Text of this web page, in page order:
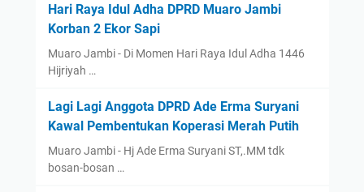
Hari Raya Idul Adha DPRD Muaro Jambi
Korban 2 Ekor Sapi
Muaro Jambi - Di Momen Hari Raya Idul Adha 1446
Hijriyah …
Lagi Lagi Anggota DPRD Ade Erma Suryani
Kawal Pembentukan Koperasi Merah Putih
Muaro Jambi - Hj Ade Erma Suryani ST,.MM tdk
bosan-bosan …